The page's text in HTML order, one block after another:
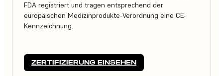
FDA registriert und tragen entsprechend der
europäischen Medizinprodukte-Verordnung eine CE-
Kennzeichnung.
ZERTIFIZIERUNG EINSEHEN